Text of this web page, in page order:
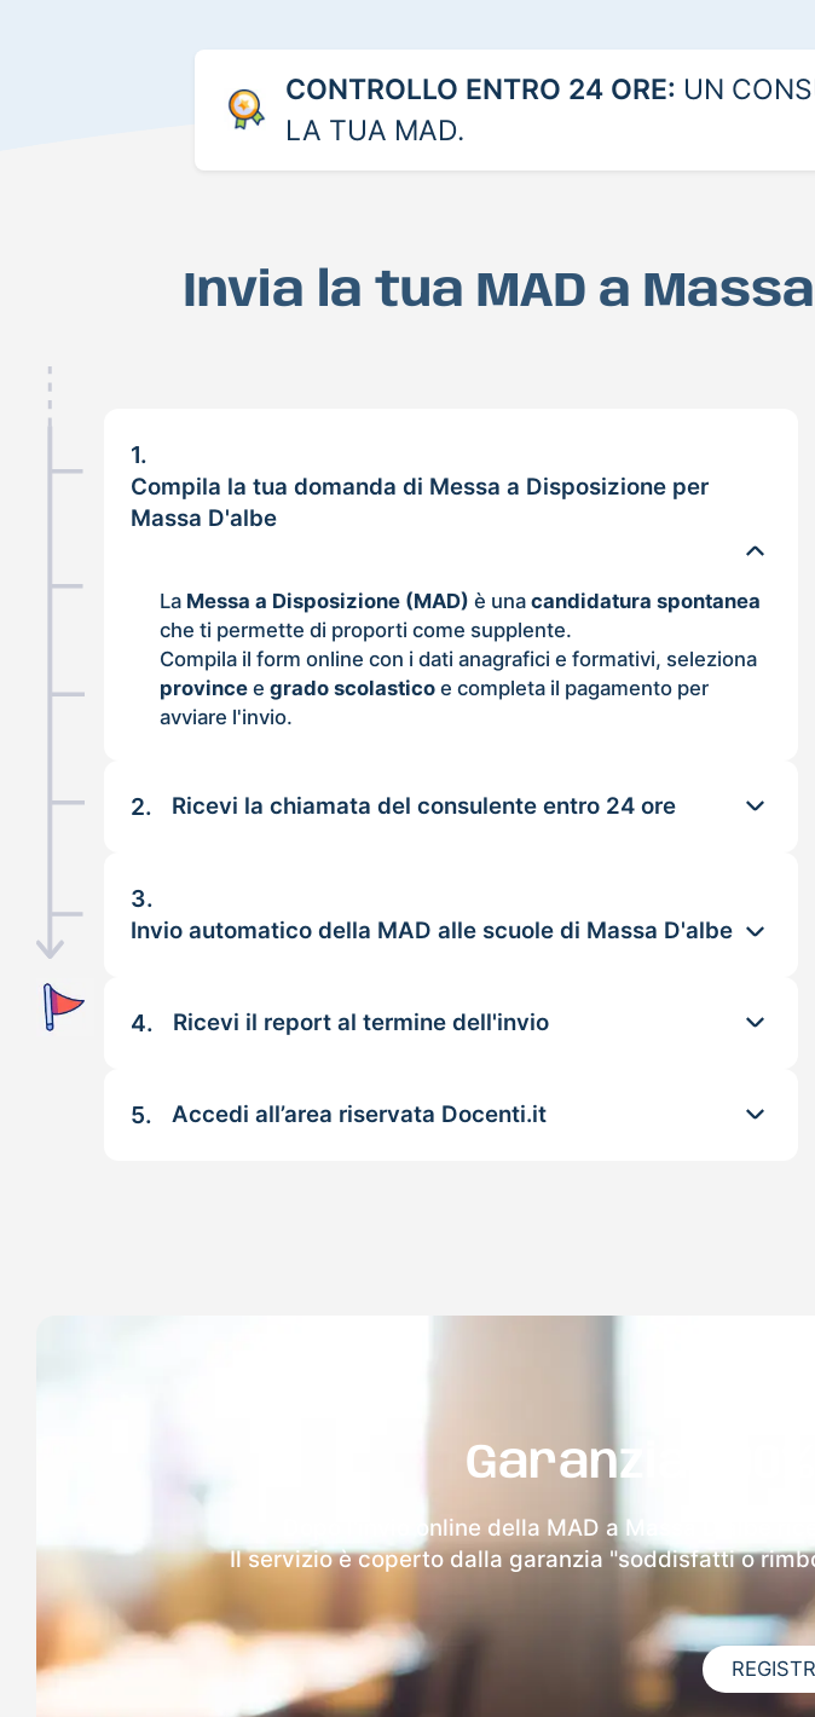
CONTROLLO ENTRO 24 ORE: UN
LA TUA MAD.
Invia la tua MAD a
1.
Compila la tua domanda di Messa a Disposizione per
Massa D'albe
La Messa a Disposizione (MAD) è unacandidatura spontanea
che ti permette di proporti come supplente.
Compila il form online con i dati anagrafici e formativi, seleziona
province egrado scolastico e completa il pagamento per
avviare l'invio.
2. Ricevi la chiamata del consulente entro 24 ore
3.
Invio automatico della MAD alle scuole di Massa D'albe
4. Ricevi il report al termine dell'invio
5. Accedi all’area riservata Docenti.it
Garanzia
Dopo l'invio online della MAD a Massa D'albe
Il servizio è coperto dalla garanzia "soddisfatti o